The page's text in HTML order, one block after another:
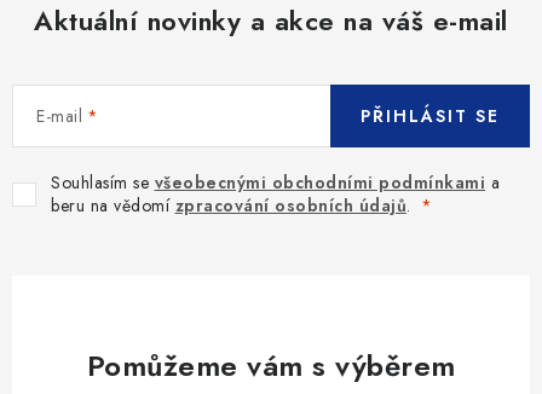
Aktuální novinky a akce na váš e-mail
E-mail
Souhlasím se všeobecnými obchodními podmínkami a
beru na vědomí zpracování osobních údajů.
PŘIHLÁSIT SE
Pomůžeme vám s výběrem